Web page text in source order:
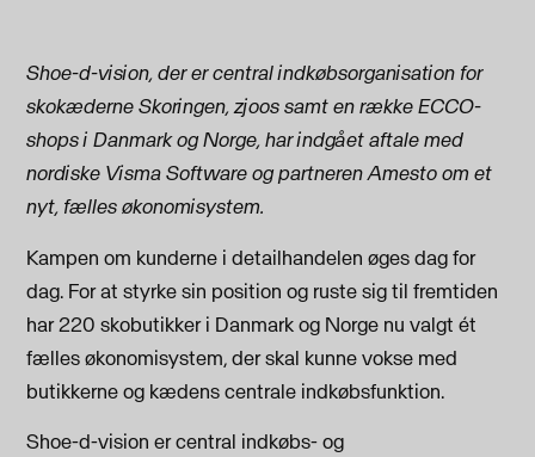
Shoe-d-vision, der er central indkøbsorganisation for
skokæderne Skoringen, zjoos samt en række ECCO-
shops i Danmark og Norge, har indgået aftale med
nordiske Visma Software og partneren Amesto om et
nyt, fælles økonomisystem.
Kampen om kunderne i detailhandelen øges dag for
dag. For at styrke sin position og ruste sig til fremtiden
har 220 skobutikker i Danmark og Norge nu valgt ét
fælles økonomisystem, der skal kunne vokse med
butikkerne og kædens centrale indkøbsfunktion.
Shoe-d-vision er central indkøbs- og